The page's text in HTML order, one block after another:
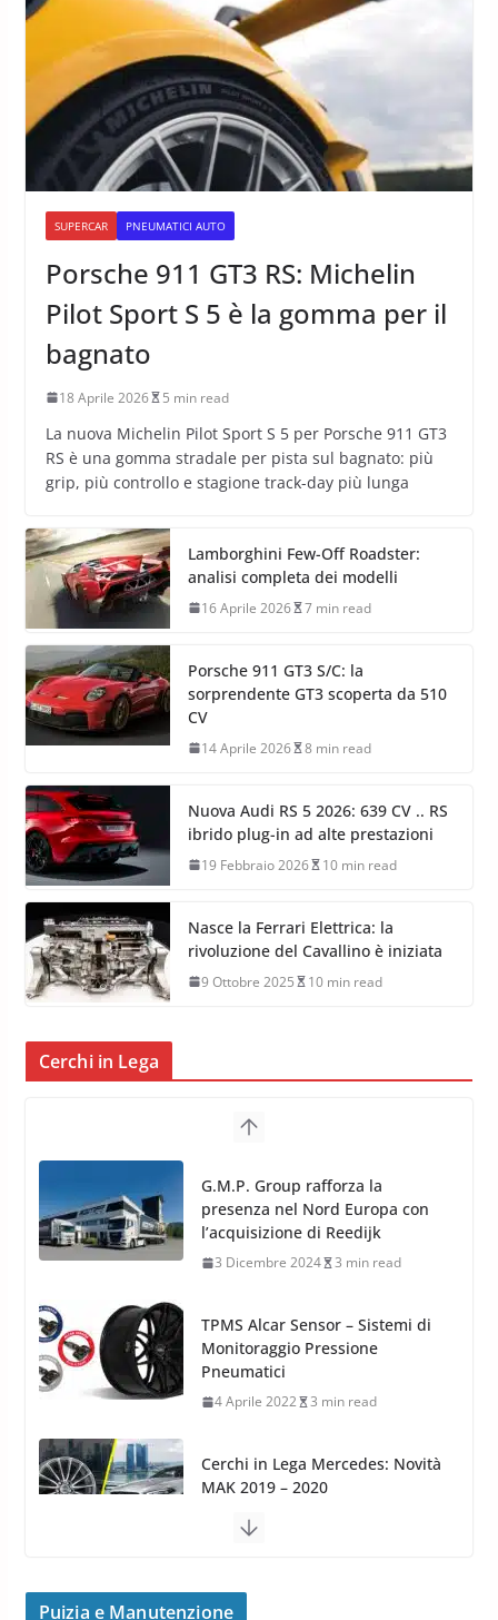
SUPERCAR PNEUMATICI AUTO
Porsche 911 GT3 RS: Michelin
Pilot Sport S 5 è la gomma per il
bagnato
18 Aprile 2026 5 min read
La nuova Michelin Pilot Sport S 5 per Porsche 911 GT3
RS è una gomma stradale per pista sul bagnato: più
grip, più controllo e stagione track-day più lunga
Lamborghini Few-Off Roadster:
analisi completa dei modelli
16 Aprile 2026 7 min read
Porsche 911 GT3 S/C: la
sorprendente GT3 scoperta da 510
CV
14 Aprile 2026 8 min read
Nuova Audi RS 5 2026: 639 CV .. RS
ibrido plug-in ad alte prestazioni
19 Febbraio 2026 10 min read
Nasce la Ferrari Elettrica: la
rivoluzione del Cavallino è iniziata
9 Ottobre 2025 10 min read
Cerchi in Lega
TPMS Alcar Sensor – Sistemi di
Monitoraggio Pressione
Pneumatici
4 Aprile 2022 3 min read
Cerchi in Lega Mercedes: Novità
MAK 2019 – 2020
16 Settembre 2019
MAK FIVESTAR (2019)
24 Luglio 2019 1 min read
Puizia e Manutenzione